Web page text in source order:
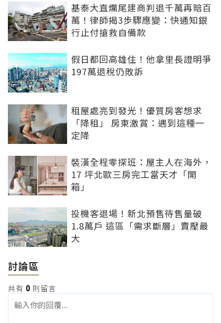
基泰大直爛尾建商判退千萬再賠百
萬！律師揭3步驟應變：快通知銀
行止付搶救自備款
假日都回高雄住！他拿里長證明爭
197萬退稅仍敗訴
租屋處亮到發光！優質房客想求
「降租」 房東激賞：遇到這種一
定降
裝潢全程零探班：屋主人在海外，
17 坪北歐三房完工當天才「開
箱」
投機客退場！新北預售待售量破
1.8萬戶 這區「需求斷層」賣壓最
大
討論區
共有 0 則留言